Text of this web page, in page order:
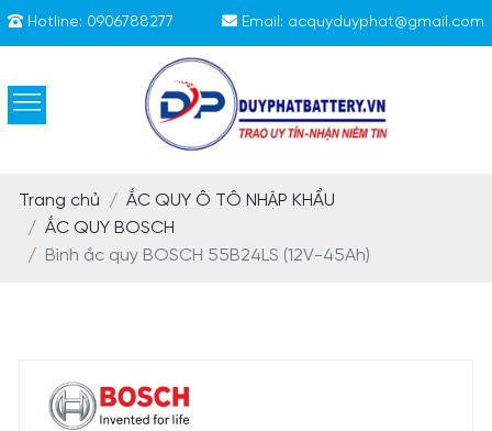
Hotline: 0906788277 Email: acquyduyphat@gmail.com
Trang chủ
ẮC QUY Ô TÔ NHẬP KHẨU
ẮC QUY BOSCH
Bình ắc quy BOSCH 55B24LS (12V-45Ah)